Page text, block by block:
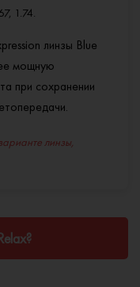
1.74.
линзы Blue
мощную
при сохранении
линзы,